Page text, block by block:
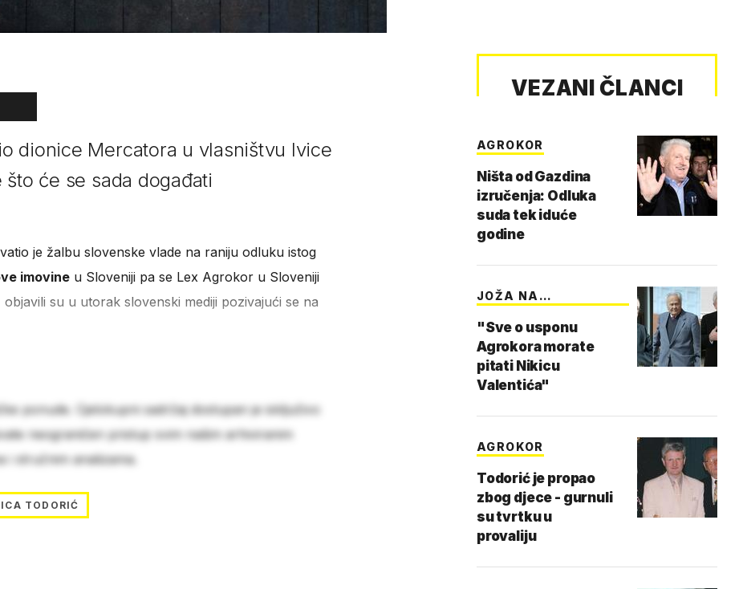
dionice Mercatora u vlasništvu Ivice
će se sada događati
je žalbu slovenske vlade na raniju odluku istog
imovineu Sloveniji pa se Lex Agrokor u Sloveniji
su u utorak slovenski mediji pozivajući se na
ponude. Cjelokupni sadržaj dostupan je isključivo
neograničen pristup svim našim arhiviranim
i stručnim analizama.
TODORIĆ
VEZANI ČLANCI
AGROKOR
Ništa od Gazdina
izručenja: Odluka
suda tek iduće
godine
JOŽA NA
"Sve o usponu
Agrokora morate
pitati Nikicu
Valentića"
AGROKOR
Todorić je propao
zbog djece - gurnuli
su tvrtku u
provaliju